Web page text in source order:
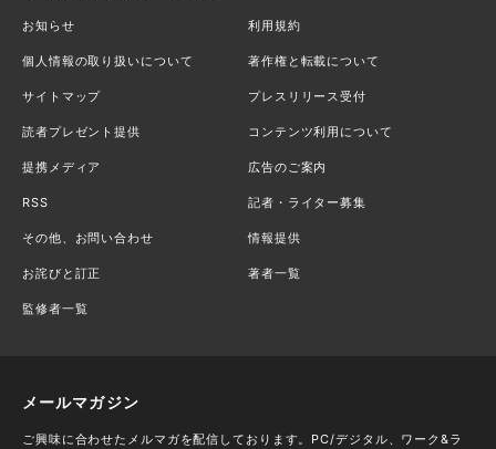
お知らせ 利用規約
個人情報の取り扱いについて 著作権と転載について
サイトマップ プレスリリース受付
読者プレゼント提供 コンテンツ利用について
提携メディア 広告のご案内
RSS 記者・ライター募集
その他、お問い合わせ 情報提供
お詫びと訂正 著者一覧
監修者一覧
メールマガジン
ご興味に合わせたメルマガを配信しております。PC/デジタル、ワーク&ラ